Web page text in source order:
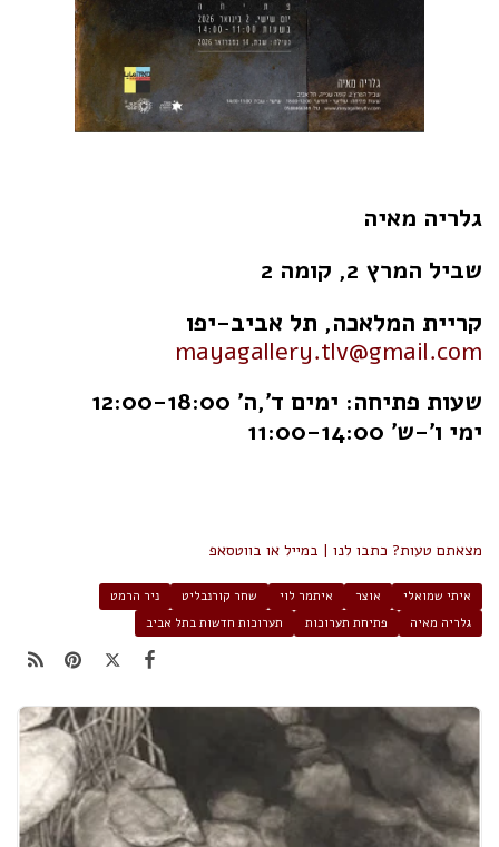
גלריה מאיה
שביל המרץ 2, קומה 2
קריית המלאכה, תל אביב-יפו
mayagallery.tlv@gmail.com
שעות פתיחה: ימים ד',ה' 12:00-18:00
ימי ו'-ש' 11:00-14:00
מצאתם טעות? כתבו לנו | במייל או בווטסאפ
איתי שמואלי אוצר איתמר לוי שחר קורנבליט
ניר הרמט
גלריה מאיה
פתיחת תערוכות תערוכות חדשות בתל אביב